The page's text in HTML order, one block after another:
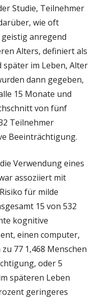
Studie, Teilnehmer
wie oft
anregend
Alters, definiert als
später im Leben, Alter
dann gegeben,
15 Monate und
von fünf
Teilnehmer
Beeinträchtigung.
Verwendung eines
assoziiert mit
für milde
15 von 532
kognitive
einen computer,
77 1,468 Menschen
oder 5
späteren Leben
geringeres